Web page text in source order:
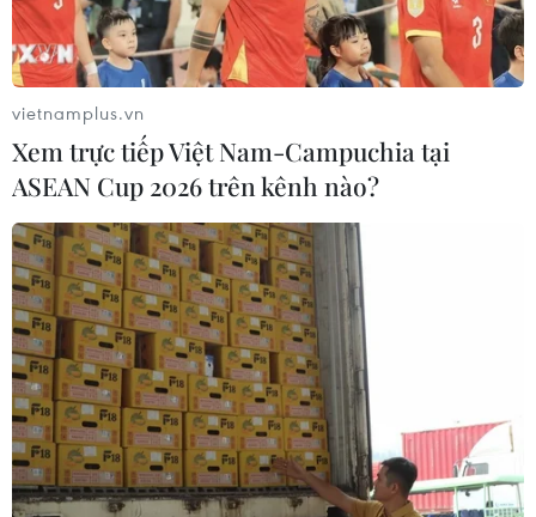
Bên trong có lực lượng bảo vệ nhưng rất mỏng, không cản
được lượng người trèo vào. (Ảnh: Minh Sơn/Vietnam+)
Cho đến 11 giờ trưa, cảnh tượng như thế này vẫn tiếp tục diễn
ra. (Ảnh: Minh Sơn/Vietnam+)
vietnamplus.vn
Xem trực tiếp Việt Nam-Campuchia tại
ASEAN Cup 2026 trên kênh nào?